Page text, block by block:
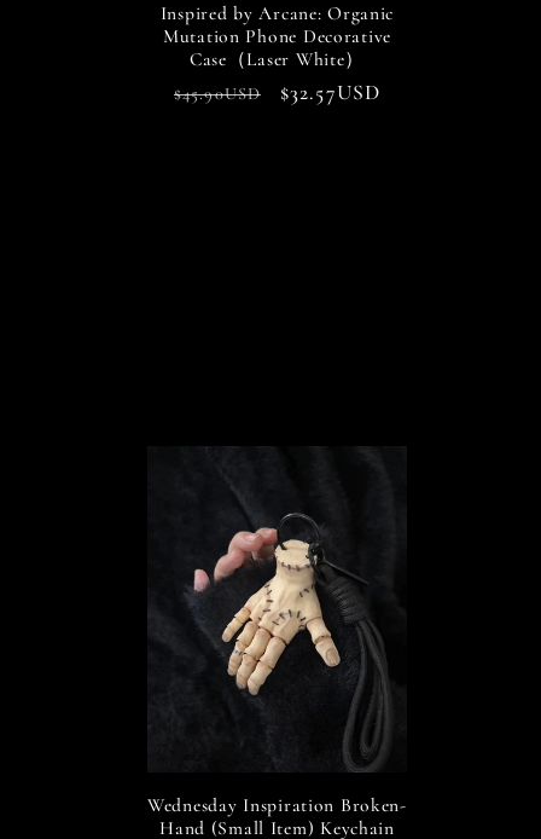
Inspired by Arcane: Organic
Mutation Phone Decorative
Case（Laser White）
Prezzo
$45.90USD
Prezzo
$32.57USD
Wednesday Inspiration Broken-
Hand (Small Item) Keychain